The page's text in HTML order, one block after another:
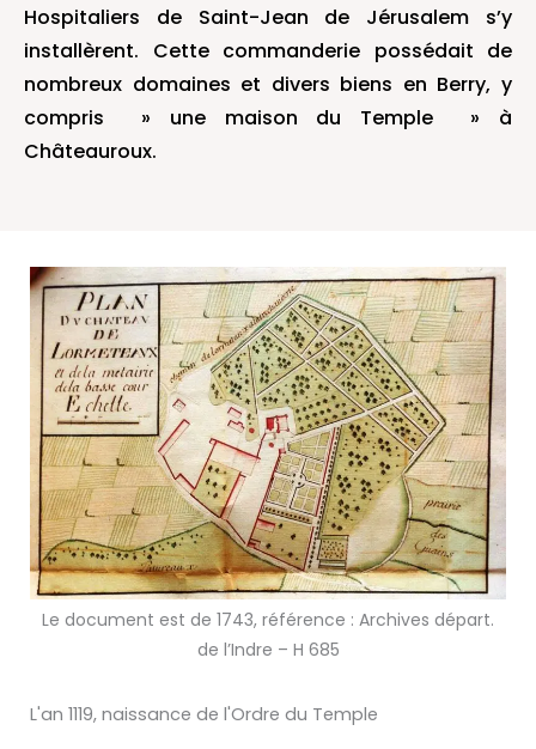
Hospitaliers de Saint-Jean de Jérusalem s’y
installèrent. Cette commanderie possédait de
nombreux domaines et divers biens en Berry, y
compris » une maison du Temple » à
Châteauroux.
Le document est de 1743, référence : Archives départ.
de l’Indre – H 685
L'an 1119, naissance de l'Ordre du Temple